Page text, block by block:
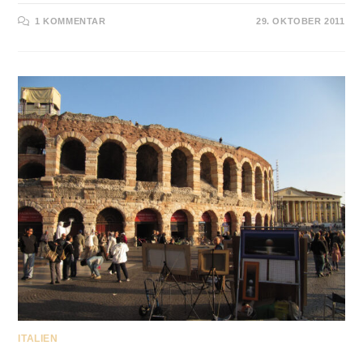
1 KOMMENTAR 29. OKTOBER 2011
ITALIEN